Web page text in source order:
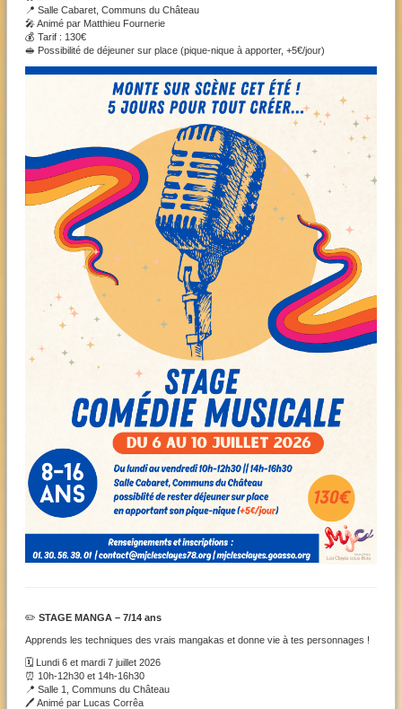
📍 Salle Cabaret, Communs du Château
🎤 Animé par Matthieu Fournerie
💰 Tarif : 130€
🥪 Possibilité de déjeuner sur place (pique-nique à apporter, +5€/jour)
✏️ STAGE MANGA – 7/14 ans
Apprends les techniques des vrais mangakas et donne vie à tes personnages !
🗓️ Lundi 6 et mardi 7 juillet 2026
⏰ 10h-12h30 et 14h-16h30
📍 Salle 1, Communs du Château
🖊️ Animé par Lucas Corrêa